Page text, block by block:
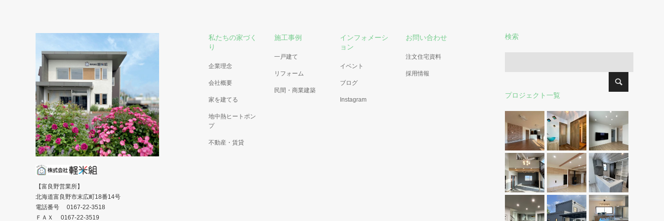
私たちの家づく
り
企業理念
会社概要
家を建てる
地中熱ヒートポン
プ
不動産・賃貸
施工事例
一戸建て
リフォーム
民間・商業建築
インフォメーシ
ョン
イベント
ブログ
Instagram
お問い合わせ
注文住宅資料
採用情報
検索
プロジェクト一覧
【富良野営業所】
北海道富良野市末広町18番14号
電話番号 0167-22-3518
ＦＡＸ 0167-22-3519